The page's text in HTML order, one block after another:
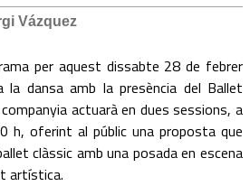
Vázquez
per aquest dissabte 28 de febrer
la dansa amb la presència del Ballet
actuarà en dues sessions, a
h, oferint al públic una proposta que
clàssic amb una posada en escena
artística.